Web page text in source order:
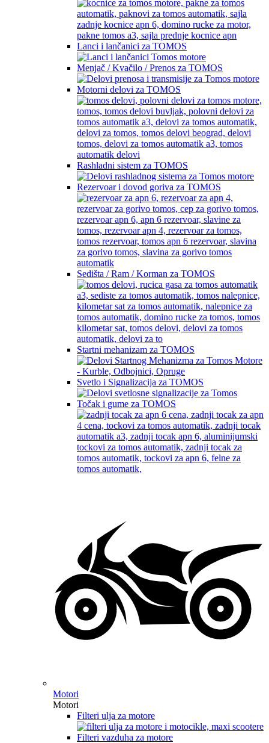
Lanci i lančanici za TOMOS
Menjač / Kvačilo / Prenos za TOMOS
Motorni delovi za TOMOS
Rashladni sistem za TOMOS
Rezervoar i dovod goriva za TOMOS
Sedišta / Ram / Korman za TOMOS
Startni mehanizam za TOMOS
Svetlo i Signalizacija za TOMOS
Točak i gume za TOMOS
Motori
Motori
Filteri ulja za motore
Filteri vazduha za motore